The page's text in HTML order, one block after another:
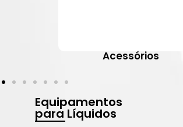
Acessórios
Equipamentos
para Líquidos